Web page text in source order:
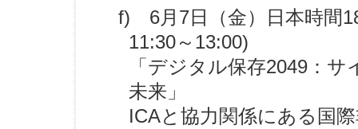
f) 6月7日（金）日本時間
11:30～13:00)
「デジタル保存2049：
未来」
ICAと協力関係にある国